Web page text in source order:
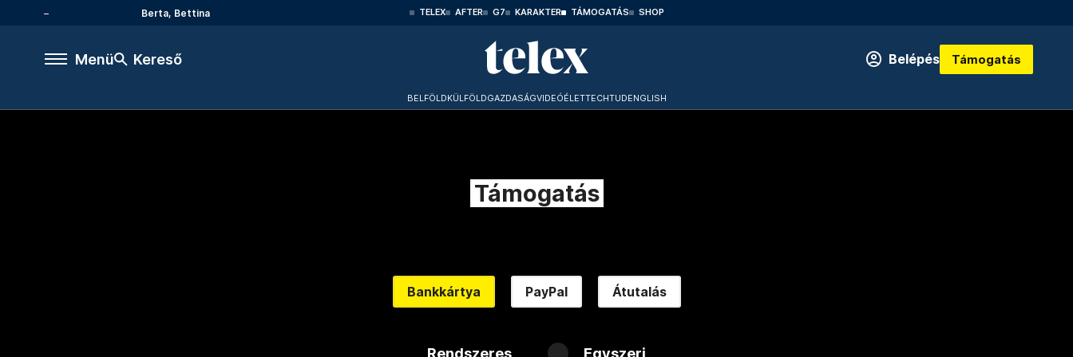
Berta, Bettina TELEX AFTER G7 KARAKTER TÁMOGATÁS SHOP
Menü Kereső Belépés Támogatás
BELFÖLDKÜLFÖLDGAZDASÁGVIDEÓÉLETTECHTUDENGLISH
Támogatás
Bankkártya PayPal Átutalás
Rendszeres Egyszeri